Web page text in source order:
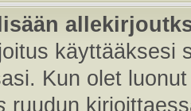
käyttääksesi
Kun olet
ruudun